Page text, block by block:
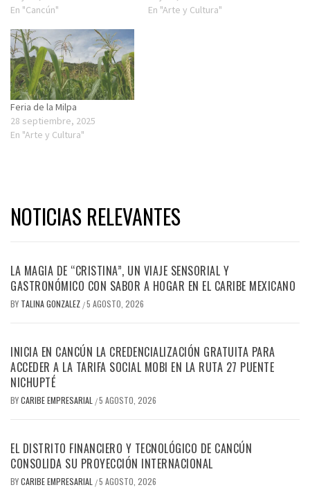
En "Cancún"
En "Arte y Cultura"
Feria de la Milpa
28 septiembre, 2025
En "Arte y Cultura"
NOTICIAS RELEVANTES
LA MAGIA DE “CRISTINA”, UN VIAJE SENSORIAL Y
GASTRONÓMICO CON SABOR A HOGAR EN EL CARIBE MEXICANO
BY TALINA GONZALEZ /5 AGOSTO, 2026
INICIA EN CANCÚN LA CREDENCIALIZACIÓN GRATUITA PARA
ACCEDER A LA TARIFA SOCIAL MOBI EN LA RUTA 27 PUENTE
NICHUPTÉ
BYCARIBE EMPRESARIAL /5 AGOSTO, 2026
EL DISTRITO FINANCIERO Y TECNOLÓGICO DE CANCÚN
CONSOLIDA SU PROYECCIÓN INTERNACIONAL
BYCARIBE EMPRESARIAL /5 AGOSTO, 2026